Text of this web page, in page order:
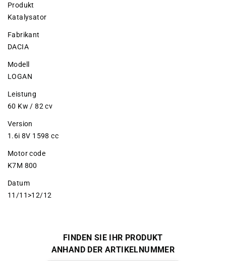
Produkt
Katalysator
Fabrikant
DACIA
Modell
LOGAN
Leistung
60 Kw / 82 cv
Version
1.6i 8V 1598 cc
Motor code
K7M 800
Datum
11/11>12/12
FINDEN SIE IHR PRODUKT
ANHAND DER ARTIKELNUMMER